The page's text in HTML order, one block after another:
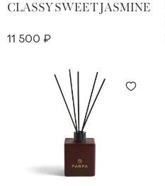
CLASSY SWEET JASMINE
11 500 ₽